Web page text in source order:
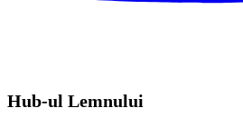
Hub-ul Lemnului